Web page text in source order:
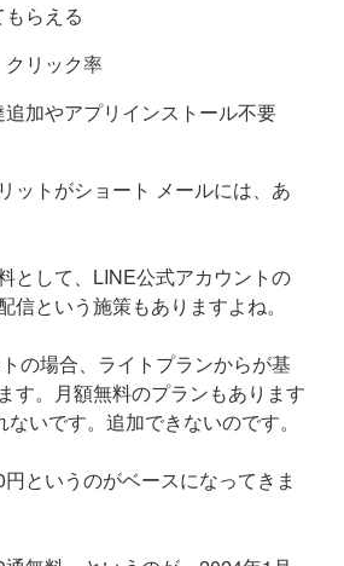
らえる
リック率
加やアプリインストール不要
ットがショート メールには、あ
として、LINE公式アカウントの
信という施策もありますよね。
の場合、ライトプランからが基
す。月額無料のプランもあります
いです。追加できないのです。
というのがベースになってきま